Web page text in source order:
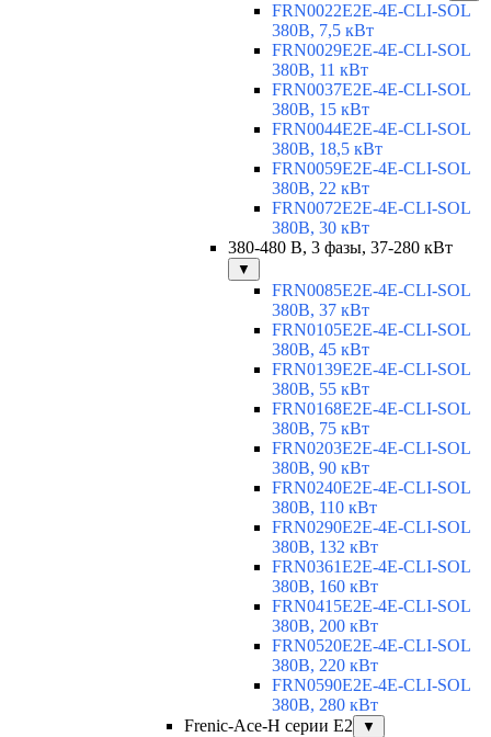
FRN0022E2E-4E-CLI-SOL
380В, 7,5 кВт
FRN0029E2E-4E-CLI-SOL
380В, 11 кВт
FRN0037E2E-4E-CLI-SOL
380В, 15 кВт
FRN0044E2E-4E-CLI-SOL
380В, 18,5 кВт
FRN0059E2E-4E-CLI-SOL
380В, 22 кВт
FRN0072E2E-4E-CLI-SOL
380В, 30 кВт
380-480 В, 3 фазы, 37-280 кВт
▼
FRN0085E2E-4E-CLI-SOL
380В, 37 кВт
FRN0105E2E-4E-CLI-SOL
380В, 45 кВт
FRN0139E2E-4E-CLI-SOL
380В, 55 кВт
FRN0168E2E-4E-CLI-SOL
380В, 75 кВт
FRN0203E2E-4E-CLI-SOL
380В, 90 кВт
FRN0240E2E-4E-CLI-SOL
380В, 110 кВт
FRN0290E2E-4E-CLI-SOL
380В, 132 кВт
FRN0361E2E-4E-CLI-SOL
380В, 160 кВт
FRN0415E2E-4E-CLI-SOL
380В, 200 кВт
FRN0520E2E-4E-CLI-SOL
380В, 220 кВт
FRN0590E2E-4E-CLI-SOL
380В, 280 кВт
Frenic-Ace-H серии E2
▼